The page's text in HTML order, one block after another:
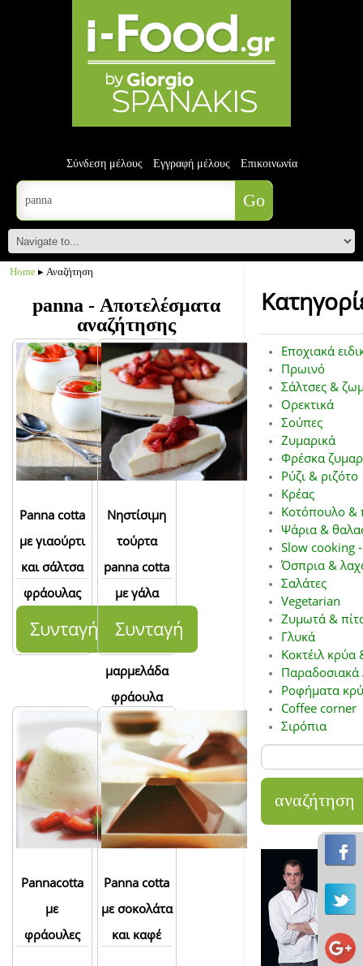
Σύνδεση μέλους Εγγραφή μέλους Επικοινωνία
Home ▸ Αναζήτηση
panna - Αποτελέσματα
αναζήτησης
Panna cotta
με γιαούρτι
και σάλτσα
φράουλας
Συνταγή
Νηστίσιμη
τούρτα
panna cotta
με γάλα
αμυγδάλου
μαρμελάδα
φράουλα
Συνταγή
Pannacotta
με
φράουλες
Panna cotta
με σοκολάτα
και καφέ
Εποχιακά
Πρωινό
Σάλτσες &
Ορεκτικά
Σούπες
Ζυμαρικά
Φρέσκα
Ρύζι & ριζότο
Κρέας
Κοτόπουλο &
Ψάρια &
Slow cooking
Όσπρια &
Σαλάτες
Vegetarian
Ζυμωτά &
Γλυκά
Κοκτέιλ κρύα
Παραδοσιακά
Ροφήματα
Coffee corner
Σιρόπια